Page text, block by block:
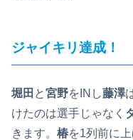
ジャイキリ達成！
堀田 と宮野をINし藤澤
けたのは選手じゃなく
きます。 椿を1列前に